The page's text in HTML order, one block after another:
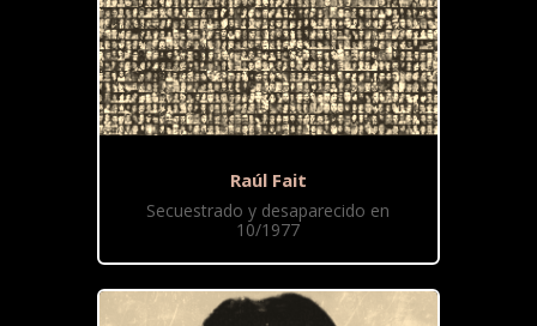
Raúl Fait
Secuestrado y desaparecido en
10/1977